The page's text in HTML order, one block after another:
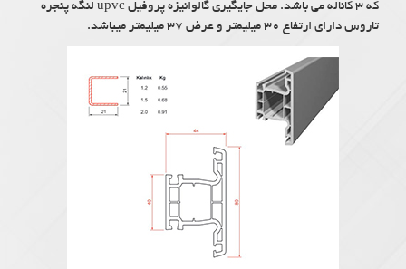
که ۳ کاناله می باشد. محل جایگیری گالوانیزه پروفیل upvc لنگه پنجره
تاروس دارای ارتفاع ۳۰ میلیمتر و عرض ۳۷ میلیمتر میباشد.